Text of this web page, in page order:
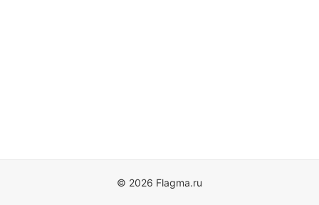
© 2026 Flagma.ru